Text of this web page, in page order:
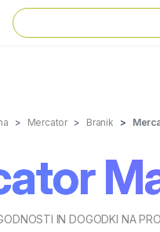
Mercator Branik
IN DOGODKI NA